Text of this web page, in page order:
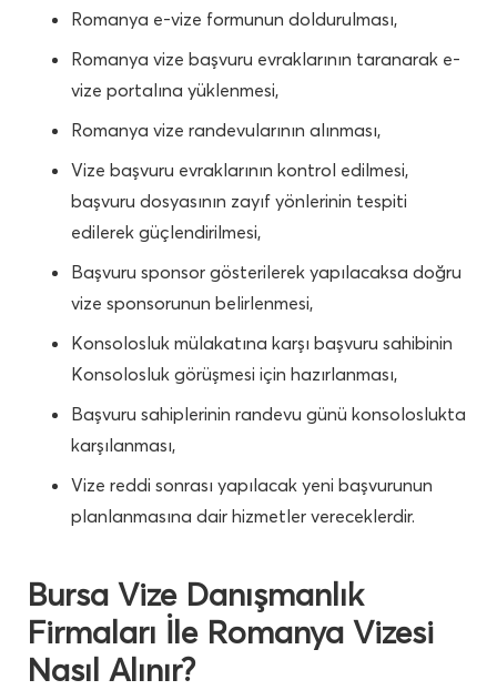
Romanya e-vize formunun doldurulması,
Romanya vize başvuru evraklarının taranarak e-
vize portalına yüklenmesi,
Romanya vize randevularının alınması,
Vize başvuru evraklarının kontrol edilmesi,
başvuru dosyasının zayıf yönlerinin tespiti
edilerek güçlendirilmesi,
Başvuru sponsor gösterilerek yapılacaksa doğru
vize sponsorunun belirlenmesi,
Konsolosluk mülakatına karşı başvuru sahibinin
Konsolosluk görüşmesi için hazırlanması,
Başvuru sahiplerinin randevu günü konsoloslukta
karşılanması,
Vize reddi sonrası yapılacak yeni başvurunun
planlanmasına dair hizmetler vereceklerdir.
Bursa Vize Danışmanlık
Firmaları İle Romanya Vizesi
Nasıl Alınır?